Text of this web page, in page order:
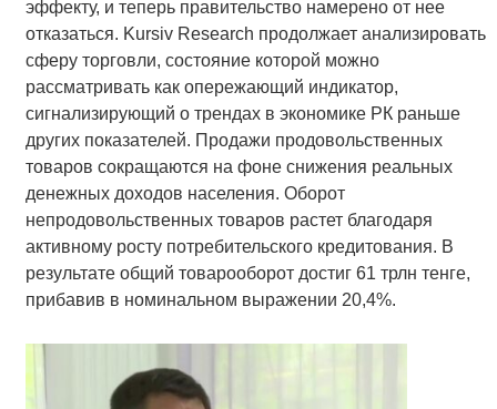
эффекту, и теперь правительство намерено от нее
отказаться. Kursiv Research продолжает анализировать
сферу торговли, состояние которой можно
рассматривать как опережающий индикатор,
сигнализирующий о трендах в экономике РК раньше
других показателей. Продажи продовольственных
товаров сокращаются на фоне снижения реальных
денежных доходов населения. Оборот
непродовольственных товаров растет благодаря
активному росту потребительского кредитования. В
результате общий товарооборот достиг 61 трлн тенге,
прибавив в номинальном выражении 20,4%.